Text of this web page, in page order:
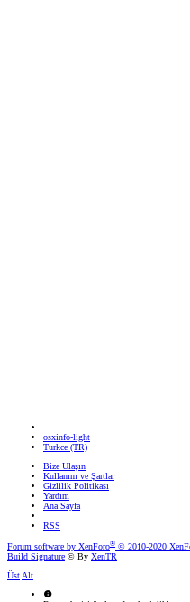
osxinfo-light
Turkce (TR)
Bize Ulaşın
Kullanım ve Şartlar
Gizlilik Politikası
Yardım
Ana Sayfa
RSS
Forum software by XenForo® © 2010-2020
Build Signature © By XenTR
ÜstAlt